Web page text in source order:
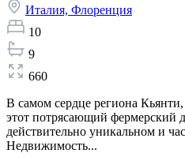
Италия, Флоренция
10
9
660
В самом сердце региона
этот потрясающий фермерский
действительно уникальном и
Недвижимость...